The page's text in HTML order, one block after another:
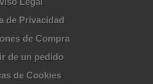
de Privacidad
de Compra
de un pedido
de Cookies